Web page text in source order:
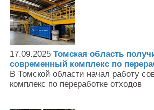
17.09.2025 Томская область
современный комплекс по
В Томской области начал работу
комплекс по переработке отходов